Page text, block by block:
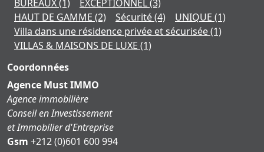
BUREAUX(1) EXCEPTIONNEL(3)
HAUT DE GAMME (2) Sécurité(4) UNIQUE (1)
Villa dans une résidence privée et sécurisée(1)
VILLAS & MAISONS DE LUXE (1)
Coordonnées
Agence Must IMMO
Agence immobilière
Conseil en Investissement
et Immobilier d'Entreprise
Gsm +212 (0)601 600 994